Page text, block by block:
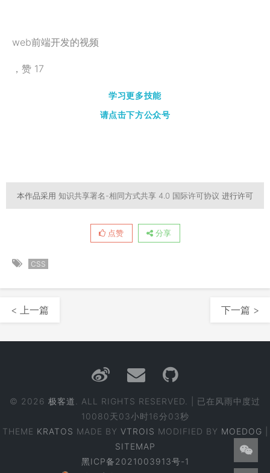
web前端开发的视频
，赞 17
学习更多技能
请点击下方公众号
本作品采用 知识共享署名-相同方式共享 4.0 国际许可协议 进行许可
点赞 分享
CSS
< 上一篇 下一篇 >
© 2026 极客道
. ALL RIGHTS RESERVED. | 已在风雨中度过
10080天03小时16分04秒
THEME KRATOS MADE BY VTROIS MODIFIED BY MOEDOG
SITEMAP
黑ICP备2021003913号-1